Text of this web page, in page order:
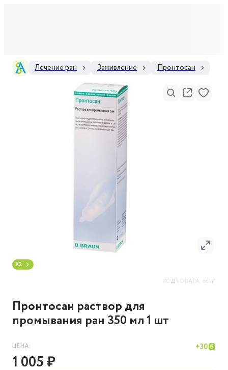
Лечение ран Заживление Пронтосан
КОД ТОВАРА: 66191
Пронтосан раствор для
промывания ран 350 мл 1 шт
X2
ЦЕНА: +30
1 005 ₽